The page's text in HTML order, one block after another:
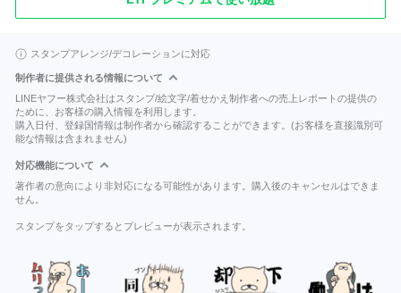
スタンプアレンジ/デコレーションに対応
制作者に提供される情報について
LINEヤフー株式会社はスタンプ/絵文字/着せかえ制作者への売上レポートの提供の
ために、お客様の購入情報を利用します。
購入日付、登録国情報は制作者から確認することができます。(お客様を直接識別可
能な情報は含まれません)
対応機能について
著作者の意向により非対応になる可能性があります。購入後のキャンセルはできま
せん。
スタンプをタップするとプレビューが表示されます。